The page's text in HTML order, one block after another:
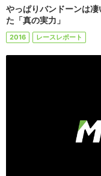
やっぱりバンドーンは
た「真の実力」
2016 レースレポート